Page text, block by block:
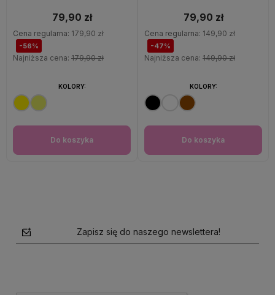
79,90 zł
Cena regularna: 179,90 zł
-56%
Najniższa cena: 179,90 zł
Do koszyka
KOLORY:
79,90 zł
Cena regularna: 149,90 zł
-47%
Najniższa cena: 149,90 zł
Do koszyka
KOLORY:
Zapisz się do naszego newslettera!